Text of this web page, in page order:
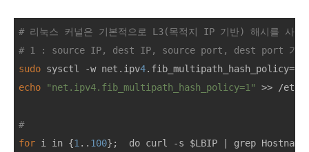
# 리눅스 커널은 기본적으로 L3(목적지 IP 기반) 해시를 사
# 1 : source IP, dest IP, source port, dest port 기반
sudo sysctl -w net.ipv4.fib_multipath_hash_policy=
echo
"net.ipv4.fib_multipath_hash_policy=1" >> /etc/
#
for i in {1 .. 100};  do curl -s $LBIP | grep